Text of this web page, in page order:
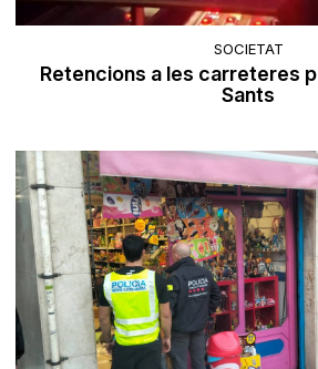
SOCIETAT
Retencions a les carreteres
Sants